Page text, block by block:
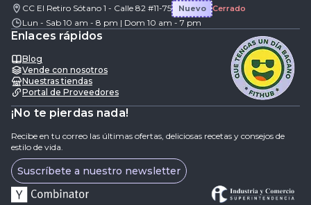
CC El Retiro Sótano 1 - Calle 82 #11-75
Nuevo Cerrado
Lun - Sab 10 am - 8 pm | Dom 10 am - 7 pm
Enlaces rápidos
Blog
Vende con nosotros
Nuestras tiendas
Portal de Proveedores
¡No te pierdas nada!
Recibe en tu correo las últimas ofertas, deliciosas recetas y consejos de
estilo de vida.
Suscríbete a nuestro newsletter